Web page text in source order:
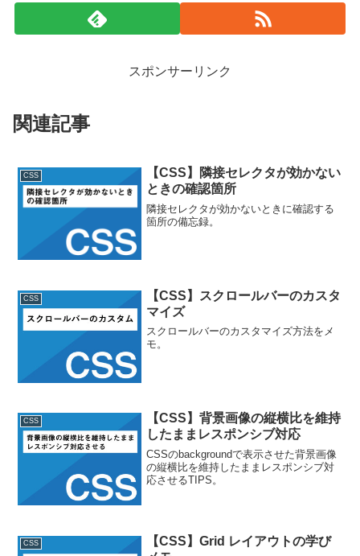
スポンサーリンク
関連記事
CSS
【CSS】隣接セレクタが効かない
ときの確認箇所
隣接セレクタが効かないときに確認する
箇所の備忘録。
CSS
【CSS】スクロールバーのカスタ
マイズ
スクロールバーのカスタマイズ方法をメ
モ。
CSS
【CSS】背景画像の縦横比を維持
したままレスポンシブ対応
CSSのbackgroundで表示させた背景画像
の縦横比を維持したままレスポンシブ対
応させるTIPS。
CSS
【CSS】Grid レイアウトの学び